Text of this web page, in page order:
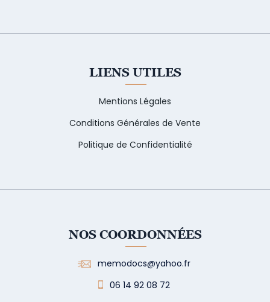
LIENS UTILES
Mentions Légales
Conditions Générales de Vente
Politique de Confidentialité
NOS COORDONNÉES
memodocs@yahoo.fr
06 14 92 08 72